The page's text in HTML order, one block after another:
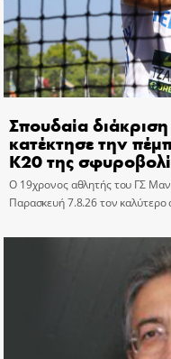
Σπουδαία
κατέκτησε την
Κ20 της
Ο 19χρονος αθλητής του ΓΣ
Παρασκευή 7.8.26 τον καλύτερο